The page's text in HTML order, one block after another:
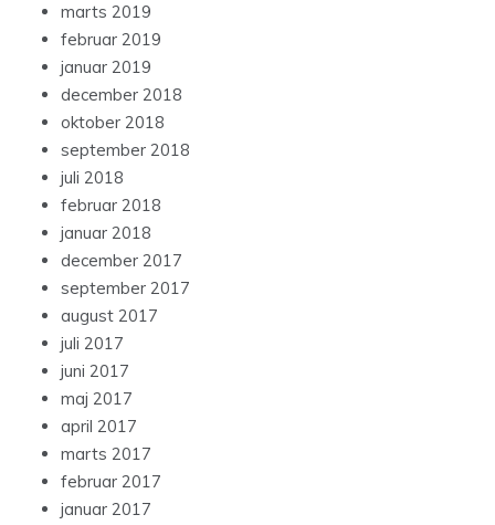
marts 2019
februar 2019
januar 2019
december 2018
oktober 2018
september 2018
juli 2018
februar 2018
januar 2018
december 2017
september 2017
august 2017
juli 2017
juni 2017
maj 2017
april 2017
marts 2017
februar 2017
januar 2017